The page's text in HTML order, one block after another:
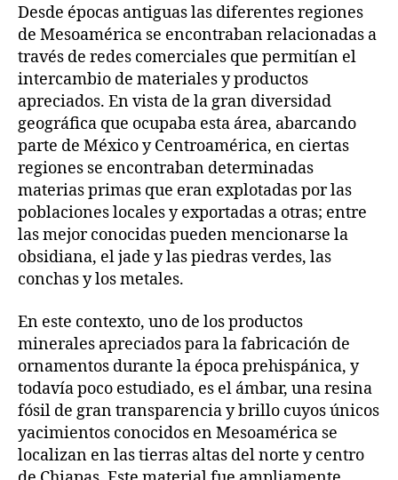
Desde épocas antiguas las diferentes regiones
de Mesoamérica se encontraban relacionadas a
través de redes comerciales que permitían el
intercambio de materiales y productos
apreciados. En vista de la gran diversidad
geográfica que ocupaba esta área, abarcando
parte de México y Centroamérica, en ciertas
regiones se encontraban determinadas
materias primas que eran explotadas por las
poblaciones locales y exportadas a otras; entre
las mejor conocidas pueden mencionarse la
obsidiana, el jade y las piedras verdes, las
conchas y los metales.
En este contexto, uno de los productos
minerales apreciados para la fabricación de
ornamentos durante la época prehispánica, y
todavía poco estudiado, es el ámbar, una resina
fósil de gran transparencia y brillo cuyos únicos
yacimientos conocidos en Mesoamérica se
localizan en las tierras altas del norte y centro